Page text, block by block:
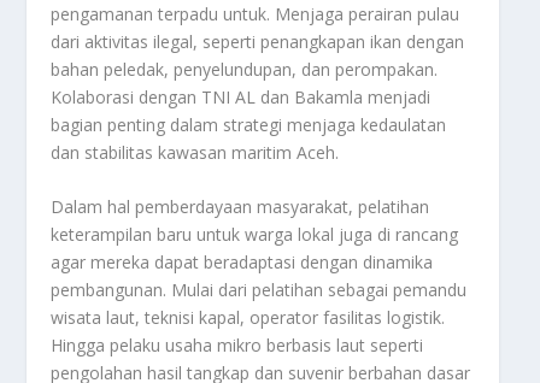
pengamanan terpadu untuk. Menjaga perairan pulau
dari aktivitas ilegal, seperti penangkapan ikan dengan
bahan peledak, penyelundupan, dan perompakan.
Kolaborasi dengan TNI AL dan Bakamla menjadi
bagian penting dalam strategi menjaga kedaulatan
dan stabilitas kawasan maritim Aceh.
Dalam hal pemberdayaan masyarakat, pelatihan
keterampilan baru untuk warga lokal juga di rancang
agar mereka dapat beradaptasi dengan dinamika
pembangunan. Mulai dari pelatihan sebagai pemandu
wisata laut, teknisi kapal, operator fasilitas logistik.
Hingga pelaku usaha mikro berbasis laut seperti
pengolahan hasil tangkap dan suvenir berbahan dasar